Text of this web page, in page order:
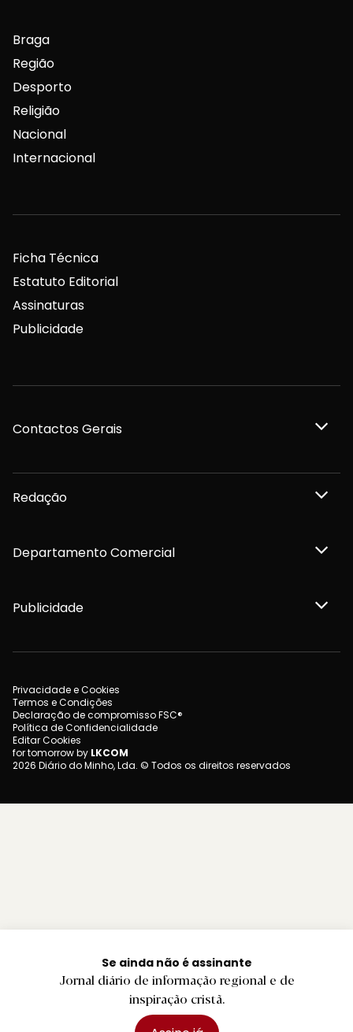
Se ainda não é assinante
Jornal diário de informação regional e de
inspiração cristã.
Braga
Região
Desporto
Religião
Nacional
Internacional
Ficha Técnica
Estatuto Editorial
Assinaturas
Publicidade
Contactos Gerais
Redação
Departamento Comercial
Publicidade
Privacidade e Cookies
Termos e Condições
Declaração de compromisso FSC®
Política de Confidencialidade
Editar Cookies
for tomorrow by LKCOM
2026 Diário do Minho, Lda. © Todos os direitos reservados